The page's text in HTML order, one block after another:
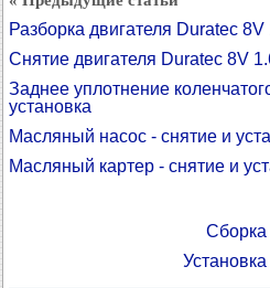
Разборка двигателя Duratec 8V
Снятие двигателя Duratec 8V
Заднее уплотнение
установка
Масляный насос - снятие и
Масляный картер - снятие и
Сборка